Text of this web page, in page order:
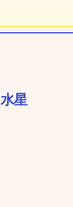
星